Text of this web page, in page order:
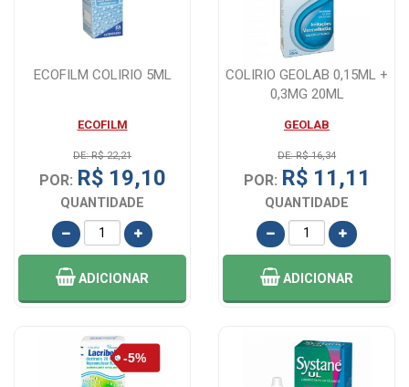
ECOFILM COLIRIO 5ML
ECOFILM
DE: R$ 22,21
POR: R$ 19,10
QUANTIDADE
ADICIONAR
COLIRIO GEOLAB 0,15ML +
0,3MG 20ML
GEOLAB
DE: R$ 16,34
POR: R$ 11,11
QUANTIDADE
ADICIONAR